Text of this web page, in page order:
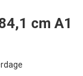
cm A1